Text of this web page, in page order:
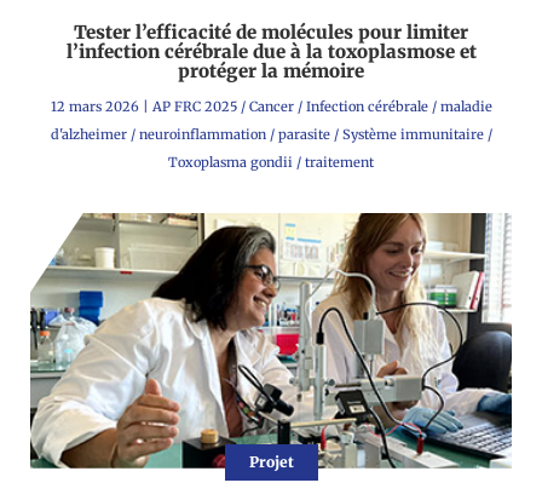
Tester l’efficacité de molécules pour limiter
l’infection cérébrale due à la toxoplasmose et
protéger la mémoire
12 mars 2026| AP FRC 2025/ Cancer/ Infection cérébrale/ maladie
d'alzheimer/ neuroinflammation/ parasite/ Système immunitaire/
Toxoplasma gondii / traitement
Projet